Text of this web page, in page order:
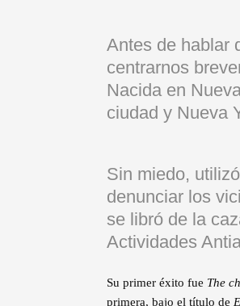
Antes de hablar
centrarnos
Nacida en
ciudad y Nueva
Sin miedo,
denunciar los
se libró de la
Actividades
Su primer éxito fue The
primera, bajo el título de